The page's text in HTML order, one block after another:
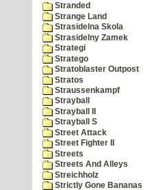
Stranded
Strange Land
Strasidelna Skola
Strasidelny Zamek
Strategi
Stratego
Stratoblaster Outpost
Stratos
Straussenkampf
Strayball
Strayball II
Strayball S
Street Attack
Street Fighter II
Streets
Streets And Alleys
Streichholz
Strictly Gone Bananas